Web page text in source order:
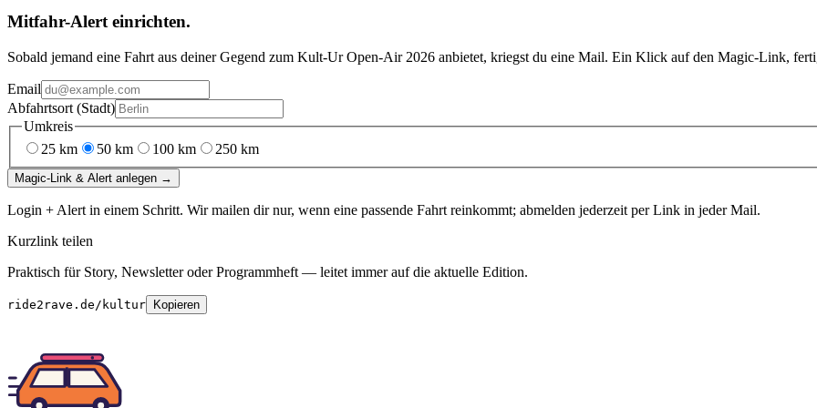
Mitfahr-Alert einrichten.
Sobald jemand eine Fahrt aus deiner Gegend zum Kult-Ur Open-Air 2026 anbietet, kriegst du eine Mail. Ein Klick auf den Magic-Link,
Email
Abfahrtsort (Stadt)
Umkreis
25 km 50 km 100 km 250 km
Magic-Link & Alert anlegen →
Login + Alert in einem Schritt. Wir mailen dir nur, wenn eine passende Fahrt reinkommt; abmelden jederzeit per Link in jeder Mail.
Kurzlink teilen
Praktisch für Story, Newsletter oder Programmheft — leitet immer auf die aktuelle Edition.
ride2rave.de/kultur Kopieren